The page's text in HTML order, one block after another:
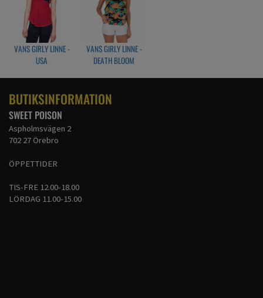
VANS GIRLY LINNE -
USA
VANS GIRLY LINNE -
DEATH BLOOM
BUTIKSINFORMATION
SWEET POISON
Aspholmsvägen 2
702 27 Örebro
ÖPPETTIDER
TIS-FRE 12.00-18.00
LÖRDAG 11.00-15.00